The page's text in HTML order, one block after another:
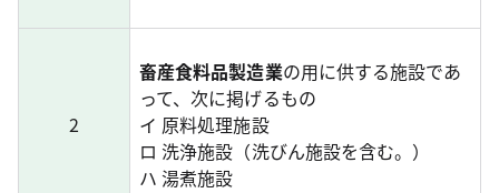
2
畜産食料品製造業の用に供する施設であ
って、次に掲げるもの
イ 原料処理施設
ロ 洗浄施設（洗びん施設を含む。）
ハ 湯煮施設